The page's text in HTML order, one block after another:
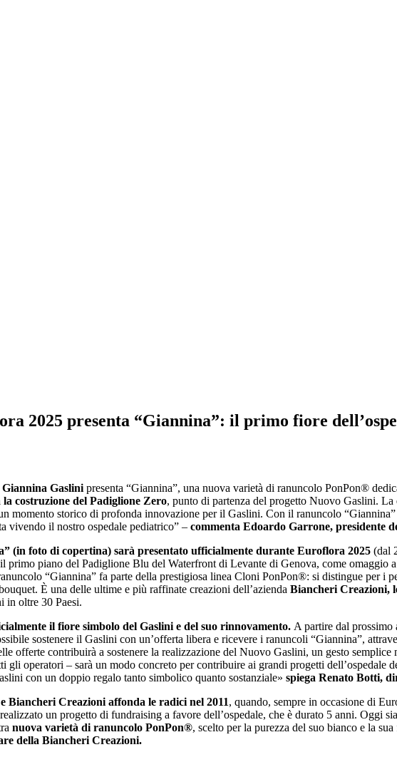
2025 presenta “Giannina”: il primo fiore
Gaslini presenta “Giannina”, una nuova varietà di ranuncolo PonPon®
costruzione del Padiglione Zero, punto di partenza del progetto Nuovo Gaslini.
momento storico di profonda innovazione per il Gaslini. Con il ranuncolo
vivendo il nostro ospedale pediatrico” – commenta Edoardo Garrone, presidente
(in foto di copertina) sarà presentato ufficialmente durante Euroflora 2025 (dal
primo piano del Padiglione Blu del Waterfront di Levante di Genova, come
“Giannina” fa parte della prestigiosa linea Cloni PonPon®: si distingue per i
È una delle ultime e più raffinate creazioni dell’azienda Biancheri Creazioni,
in oltre 30 Paesi.
il fiore simbolo del Gaslini e del suo rinnovamento. A partire dal
sostenere il Gaslini con un’offerta libera e ricevere i ranuncoli “Giannina”,
offerte contribuirà a sostenere la realizzazione del Nuovo Gaslini, un gesto
gli operatori – sarà un modo concreto per contribuire ai grandi progetti
con un doppio regalo tanto simbolico quanto sostanziale» spiega Renato Botti,
Biancheri Creazioni affonda le radici nel 2011, quando, sempre in occasione di
un progetto di fundraising a favore dell’ospedale, che è durato 5 anni. Oggi
nuova varietà di ranuncolo PonPon®, scelto per la purezza del suo bianco e la
della Biancheri Creazioni.